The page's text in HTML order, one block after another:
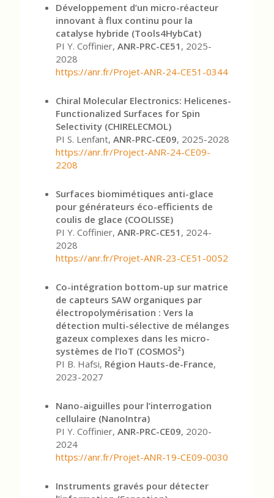
Développement d’un micro-réacteur
innovant à flux continu pour la
catalyse hybride (Tools4HybCat)
PI Y. Coffinier, ANR-PRC-CE51 , 2025-
2028
https://anr.fr/Projet-ANR-24-CE51-0344
Chiral Molecular Electronics: Helicenes-
Functionalized Surfaces for Spin
Selectivity(CHIRELECMOL)
PI S. Lenfant, ANR-PRC-CE09, 2025-2028
https://anr.fr/Project-ANR-24-CE09-
2208
Surfaces biomimétiques anti-glace
pour générateurs éco-efficients de
coulis de glace (COOLISSE)
PI Y. Coffinier, ANR-PRC-CE51 , 2024-
2028
https://anr.fr/Projet-ANR-23-CE51-0052
Co-intégration bottom-up sur matrice
de capteurs SAW organiques par
électropolymérisation : Vers la
détection multi-sélective de mélanges
gazeux complexes dans les micro-
systèmes de l’IoT (COSMOS²)
PI B. Hafsi, Région Hauts-de-France,
2023-2027
Nano-aiguilles pour l’interrogation
cellulaire (NanoIntra)
PI Y. Coffinier, ANR-PRC-CE09, 2020-
2024
https://anr.fr/Projet-ANR-19-CE09-0030
Instruments gravés pour détecter